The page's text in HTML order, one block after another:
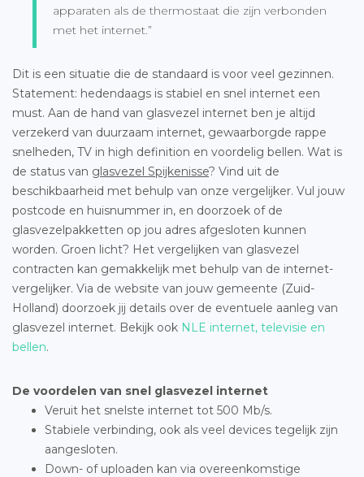
apparaten als de thermostaat die zijn verbonden
met het internet.”
Dit is een situatie die de standaard is voor veel gezinnen.
Statement: hedendaags is stabiel en snel internet een
must. Aan de hand van glasvezel internet ben je altijd
verzekerd van duurzaam internet, gewaarborgde rappe
snelheden, TV in high definition en voordelig bellen. Wat is
de status van glasvezel Spijkenisse? Vind uit de
beschikbaarheid met behulp van onze vergelijker. Vul jouw
postcode en huisnummer in, en doorzoek of de
glasvezelpakketten op jou adres afgesloten kunnen
worden. Groen licht? Het vergelijken van glasvezel
contracten kan gemakkelijk met behulp van de internet-
vergelijker. Via de website van jouw gemeente (Zuid-
Holland) doorzoek jij details over de eventuele aanleg van
glasvezel internet. Bekijk ook NLE internet, televisie en
bellen.
De voordelen van snel glasvezel internet
Veruit het snelste internet tot 500 Mb/s.
Stabiele verbinding, ook als veel devices tegelijk zijn
aangesloten.
Down- of uploaden kan via overeenkomstige